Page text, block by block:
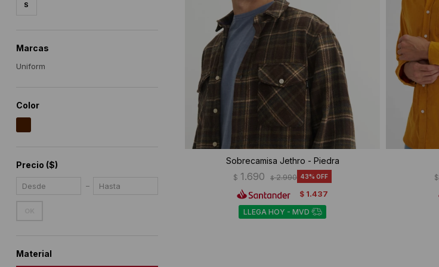
Sobrecamisa Jethro - Piedra
$ 1.690 $ 2.990 43
$ 1.437
LLEGA HOY - MVD
$
S
Marcas
Uniform
Color
Precio ($)
Material